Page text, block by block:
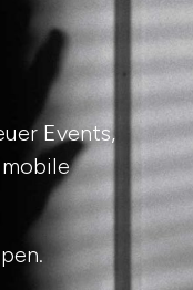
Events,